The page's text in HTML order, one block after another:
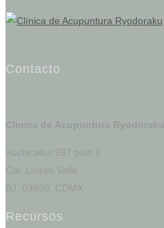
Contacto
Clinica de Acupuntura Ryodoraku
Xochicalco 697 piso 1
Col. Letrán Valle
BJ, 03650, CDMX
Recursos